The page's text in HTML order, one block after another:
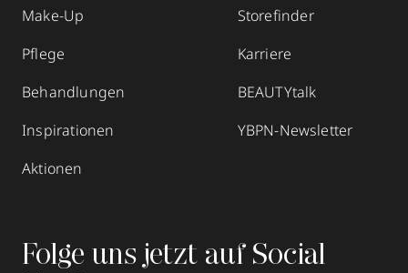
Make-Up
Pflege
Behandlungen
Inspirationen
Aktionen
Storefinder
Karriere
BEAUTYtalk
YBPN-Newsletter
Folge uns jetzt auf Social